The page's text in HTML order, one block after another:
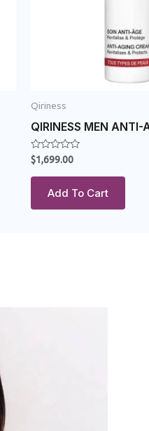
Qiriness
QIRINESS MEN ANTI-
Rated
0
out
$1,699.00
Add To Cart